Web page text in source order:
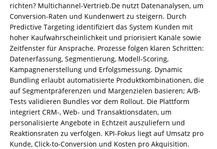
richten? Multichannel-Vertrieb.De nutzt Datenanalysen, um
Conversion-Raten und Kundenwert zu steigern. Durch
Predictive Targeting identifiziert das System Kunden mit
hoher Kaufwahrscheinlichkeit und priorisiert Kanäle sowie
Zeitfenster für Ansprache. Prozesse folgen klaren Schritten:
Datenerfassung, Segmentierung, Modell-Scoring,
Kampagnenerstellung und Erfolgsmessung. Dynamic
Bundling erlaubt automatisierte Produktkombinationen, die
auf Segmentpräferenzen und Margenzielen basieren; A/B-
Tests validieren Bundles vor dem Rollout. Die Plattform
integriert CRM-, Web- und Transaktionsdaten, um
personalisierte Angebote in Echtzeit auszuliefern und
Reaktionsraten zu verfolgen. KPI-Fokus liegt auf Umsatz pro
Kunde, Click-to-Conversion und Kosten pro Akquisition.